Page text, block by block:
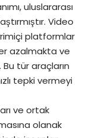
uluslararası
Video
platformlar
azalmakta ve
tür araçların
tepki vermeyi
ve ortak
olanak